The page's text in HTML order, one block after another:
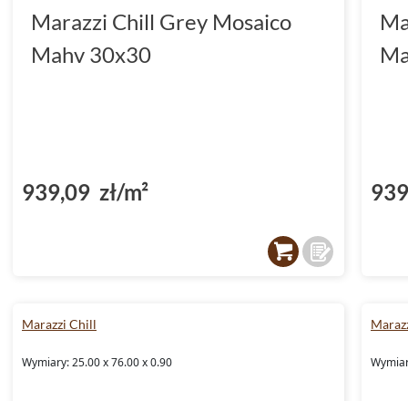
Marazzi Chill Grey Mosaico
Mahv 30x30
939,09 zł/m²
Marazzi Chill
Wymiary: 25.00 x 76.00 x 0.90